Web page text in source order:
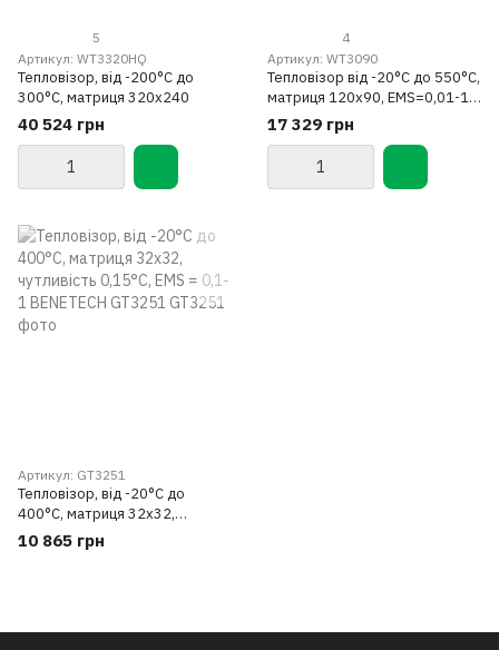
5
Артикул: WT3320HQ
Тепловізор, від -200°С до
300°С, матриця 320х240
40 524 грн
4
Артикул: WT3090
Тепловізор від -20°С до 550°С,
матриця 120х90, EMS=0,01-1
WT3090 WINTACT
17 329 грн
Артикул: GT3251
Тепловізор, від -20°С до
400°С, матриця 32х32,
чутливість 0,15°C, EMS = 0,1-1
BENETECH GT3251
10 865 грн